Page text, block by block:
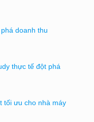
doanh thu
thực tế đột phá
tối ưu cho nhà máy